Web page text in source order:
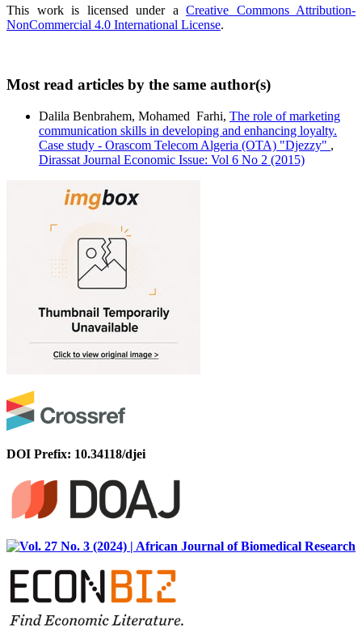
This work is licensed under a Creative Commons Attribution-
NonCommercial 4.0 International License.
Most read articles by the same author(s)
Dalila Benbrahem, Mohamed ‎ Farhi, The role of marketing
communication skills in developing and enhancing ‎loyalty.
,
Dirassat Journal Economic Issue: Vol 6 No 2 (2015)
DOI Prefix: 10.34118/djei